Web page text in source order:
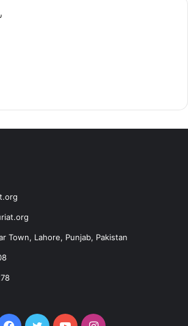
Town, Lahore, Punjab, Pakistan